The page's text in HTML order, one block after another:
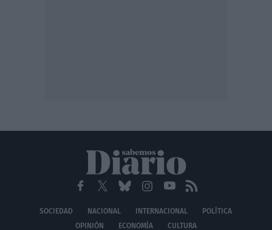
SOCIEDAD NACIONAL INTERNACIONAL
POLÍTICA
OPINIÓN
ECONOMÍA CULTURA